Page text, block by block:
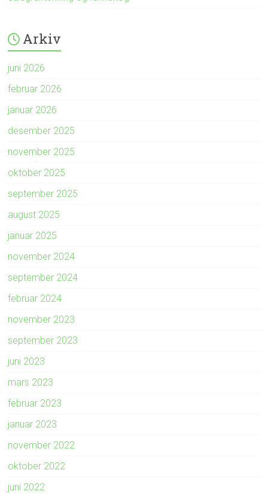
Arkiv
juni 2026
februar 2026
januar 2026
desember 2025
november 2025
oktober 2025
september 2025
august 2025
januar 2025
november 2024
september 2024
februar 2024
november 2023
september 2023
juni 2023
mars 2023
februar 2023
januar 2023
november 2022
oktober 2022
juni 2022